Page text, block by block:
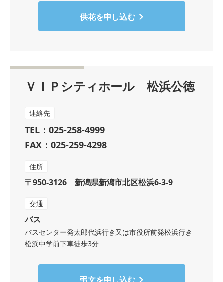
供花を申し込む
ＶＩＰシティホール 松浜公徳
連絡先
TEL：025-258-4999
FAX：025-259-4298
住所
〒950-3126 新潟県新潟市北区松浜6-3-9
交通
バス
バスセンター発太郎代浜行き又は市役所前発松浜行き
松浜中学前下車徒歩3分
弔文を申し込む